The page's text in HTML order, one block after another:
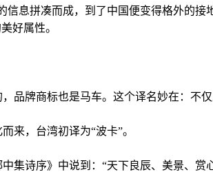
信息拼凑而成，到了中国便变得格外的接
好属性。
品牌商标也是马车。这个译名妙在：不
来，台湾初译为“波卡”。
集诗序》中说到：“天下良辰、美景、赏